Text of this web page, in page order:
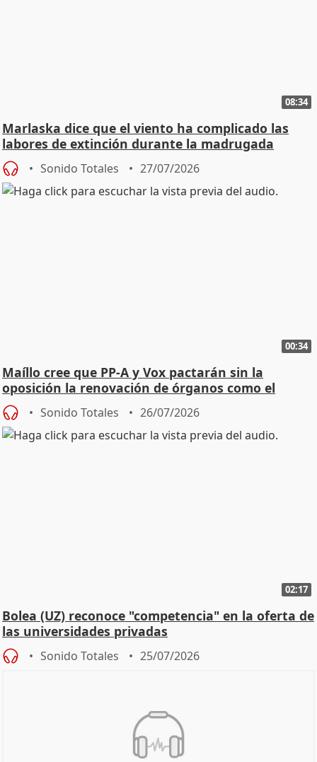
08:34
Marlaska dice que el viento ha complicado las
labores de extinción durante la madrugada
Sonido Totales 27/07/2026
00:34
Maíllo cree que PP-A y Vox pactarán sin la
oposición la renovación de órganos como el
Defensor
Sonido Totales 26/07/2026
02:17
Bolea (UZ) reconoce "competencia" en la oferta de
las universidades privadas
Sonido Totales 25/07/2026